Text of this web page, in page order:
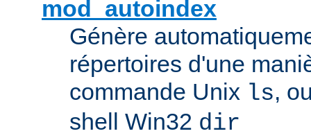
mod_autoindex
Génère
répertoires d'une
commande Unix ls,
shell Win32 dir